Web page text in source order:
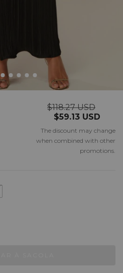
$118.27 USD
$59.13 USD
The discount may change
when combined with other
promotions.